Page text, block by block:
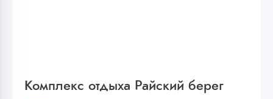
Комплекс отдыха Райский берег